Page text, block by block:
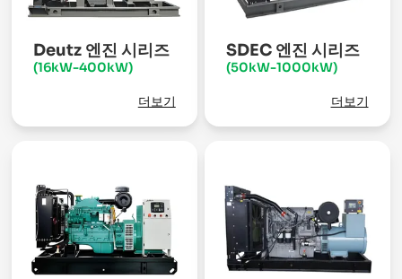
Deutz 엔진 시리즈
(16kW-400kW)
더보기
SDEC 엔진 시리즈
(50kW-1000kW)
더보기